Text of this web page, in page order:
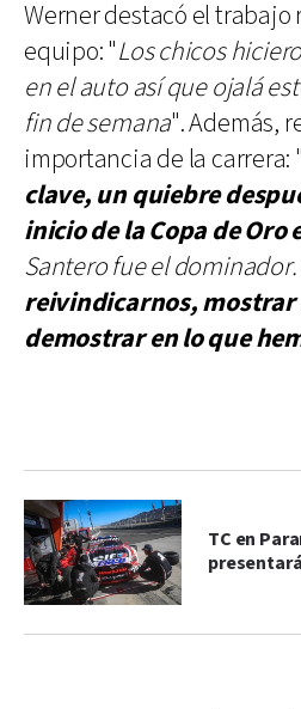
Werner destacó el trabajo
equipo: "Los chicos
en el auto así que ojalá
fin de semana". Además,
importancia de la carrera: "
clave, un quiebre
inicio de la Copa de Oro
Santero fue el dominador.
reivindicarnos, mostrar
demostrar en lo que
TC en